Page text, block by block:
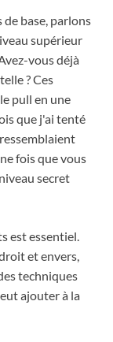
base, parlons
supérieur
vous déjà
? Ces
pull en une
que j'ai tenté
fois que vous
secret
est essentiel.
et envers,
techniques
ajouter à la